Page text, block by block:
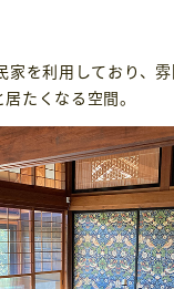
家を利用しており、
たくなる空間。